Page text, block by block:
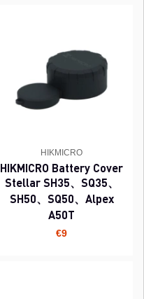
HIKMICRO
HIKMICRO Battery Cover
Stellar SH35、SQ35、
SH50、SQ50、Alpex
A50T
€9